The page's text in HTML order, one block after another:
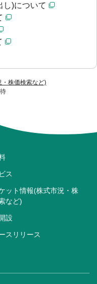
・株価検索など)
し)について
ス
ット情報(株式市況・株
など)
設
スリリース